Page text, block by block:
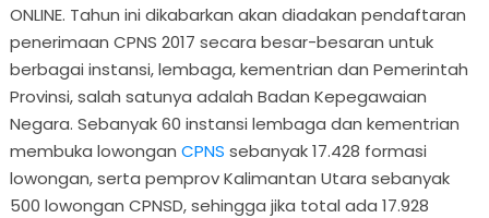
ONLINE. Tahun ini dikabarkan akan diadakan pendaftaran
penerimaan CPNS 2017 secara besar-besaran untuk
berbagai instansi, lembaga, kementrian dan Pemerintah
Provinsi, salah satunya adalah Badan Kepegawaian
Negara. Sebanyak 60 instansi lembaga dan kementrian
membuka lowongan CPNS sebanyak 17.428 formasi
lowongan, serta pemprov Kalimantan Utara sebanyak
500 lowongan CPNSD, sehingga jika total ada 17.928